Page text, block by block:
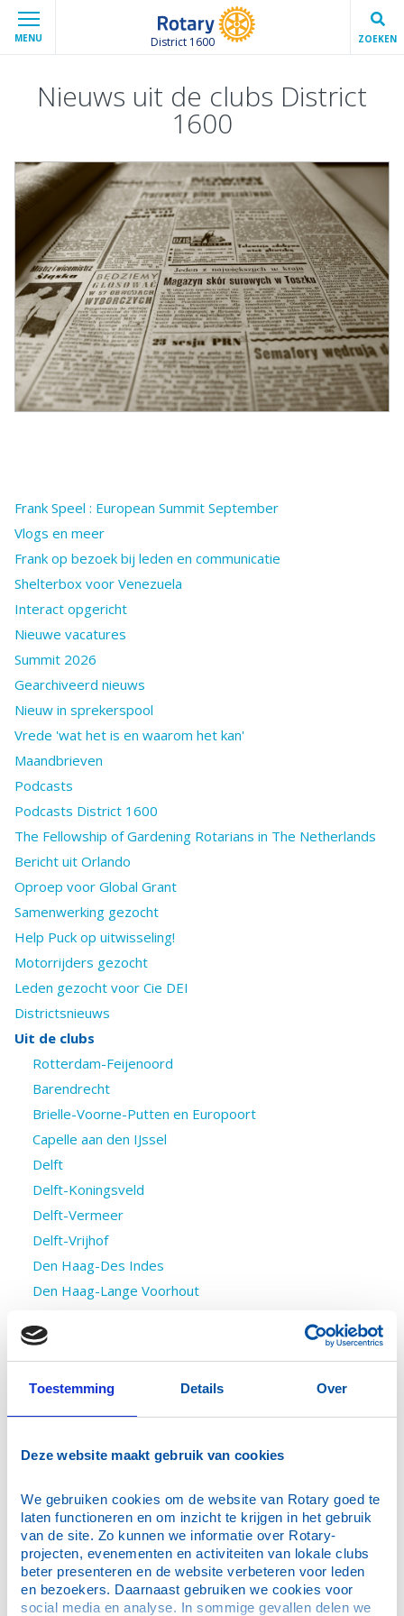
Toestemming Details Over
Deze website maakt gebruik van cookies
We gebruiken cookies om de website van Rotary goed te
laten functioneren en om inzicht te krijgen in het gebruik
van de site. Zo kunnen we informatie over Rotary-
projecten, evenementen en activiteiten van lokale clubs
beter presenteren en de website verbeteren voor leden
en bezoekers. Daarnaast gebruiken we cookies voor
social media en analyse. In sommige gevallen delen we
MENU District 1600 ZOEKEN
Nieuws uit de clubs District
1600
Frank Speel : European Summit September
Vlogs en meer
Frank op bezoek bij leden en communicatie
Shelterbox voor Venezuela
Interact opgericht
Nieuwe vacatures
Summit 2026
Gearchiveerd nieuws
Nieuw in sprekerspool
Vrede 'wat het is en waarom het kan'
Maandbrieven
Podcasts
Podcasts District 1600
The Fellowship of Gardening Rotarians in The Netherlands
Bericht uit Orlando
Oproep voor Global Grant
Samenwerking gezocht
Help Puck op uitwisseling!
Motorrijders gezocht
Leden gezocht voor Cie DEI
Districtsnieuws
Uit de clubs
Rotterdam-Feijenoord
Barendrecht
Brielle-Voorne-Putten en Europoort
Capelle aan den IJssel
Delft
Delft-Koningsveld
Delft-Vermeer
Delft-Vrijhof
Den Haag-Des Indes
Den Haag-Lange Voorhout
Het Westland
Hillegom-Lisse
Katwijk-Noordwijk
Lansingerland
Leiderdorp
Lisse-Bollenstreek
Maassluis
Zuiplas
Noordwijk, Duin- en Bollenstreek